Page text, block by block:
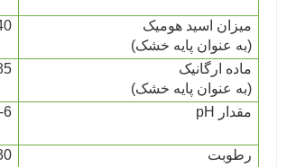
میزان اسید هومیک
(به عنوان پایه خشک)
40 ٪ -70
ماده ارگانیک
(به عنوان پایه خشک)
85 ٪
مقدار pH 6
رطوبت 30 ٪